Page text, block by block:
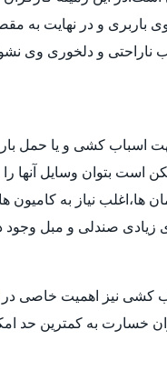
و در نهایت به
ناراحتی و دلخوری وی
کشی و یا حمل بار
است بتوان وسایل
نیاز به
صندلی و مبل وجود
کشی نیز اهمیت خاصی در
خسارت به کمترین